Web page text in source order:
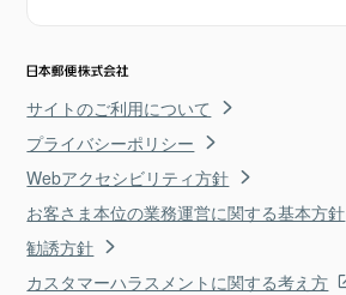
サイトのご利用について
プライバシーポリシー
Webアクセシビリティ方針
お客さま本位の業務運営に関する基本方針
勧誘方針
カスタマーハラスメントに関する考え方